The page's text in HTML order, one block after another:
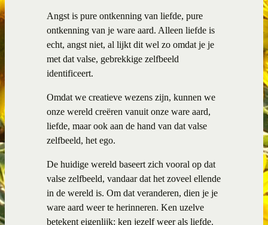
Angst is pure ontkenning van liefde, pure
ontkenning van je ware aard. Alleen liefde is
echt, angst niet, al lijkt dit wel zo omdat je je
met dat valse, gebrekkige zelfbeeld
identificeert.
Omdat we creatieve wezens zijn, kunnen we
onze wereld creëren vanuit onze ware aard,
liefde, maar ook aan de hand van dat valse
zelfbeeld, het ego.
De huidige wereld baseert zich vooral op dat
valse zelfbeeld, vandaar dat het zoveel ellende
in de wereld is. Om dat veranderen, dien je je
ware aard weer te herinneren. Ken uzelve
betekent eigenlijk: ken jezelf weer als liefde.